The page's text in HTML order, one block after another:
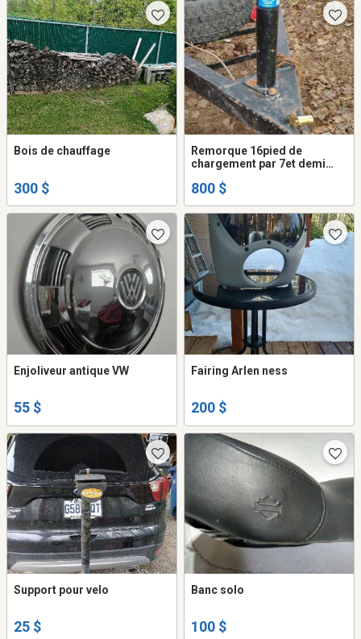
Bois de chauffage
300 $
Remorque 16pied de
chargement par 7et demi
électrique 450 612 4598
800 $
Enjoliveur antique VW
55 $
Fairing Arlen ness
200 $
Support pour velo
25 $
Banc solo
100 $